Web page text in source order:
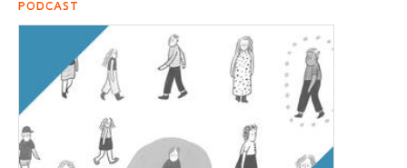
PODCAST